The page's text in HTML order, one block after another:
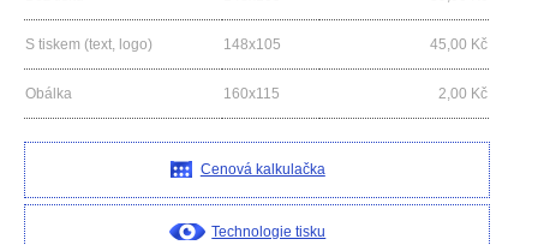
S tiskem (text, logo) 148x105 45,00 Kč
Obálka 160x115 2,00 Kč
Cenová kalkulačka
Technologie tisku